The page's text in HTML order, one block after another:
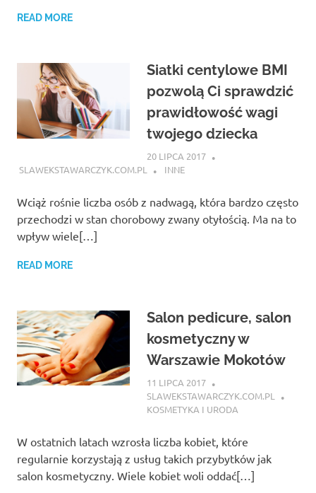
READ MORE
Siatki centylowe BMI
pozwolą Ci sprawdzić
prawidłowość wagi
twojego dziecka
20 LIPCA 2017
SLAWEKSTAWARCZYK.COM.PL
INNE
Wciąż rośnie liczba osób z nadwagą, która bardzo często
przechodzi w stan chorobowy zwany otyłością. Ma na to
wpływ wiele[…]
READ MORE
Salon pedicure, salon
kosmetyczny w
Warszawie Mokotów
11 LIPCA 2017
SLAWEKSTAWARCZYK.COM.PL
KOSMETYKA I URODA
W ostatnich latach wzrosła liczba kobiet, które
regularnie korzystają z usług takich przybytków jak
salon kosmetyczny. Wiele kobiet woli oddać[…]